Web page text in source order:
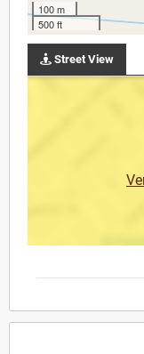
100 m
500 ft
Street View